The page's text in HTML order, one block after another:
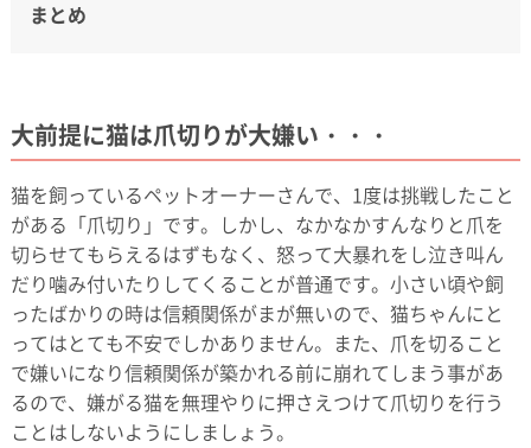
まとめ
大前提に猫は爪切りが大嫌い・・・
猫を飼っているペットオーナーさんで、1度は挑戦したこと
がある「爪切り」です。しかし、なかなかすんなりと爪を
切らせてもらえるはずもなく、怒って大暴れをし泣き叫ん
だり噛み付いたりしてくることが普通です。小さい頃や飼
ったばかりの時は信頼関係がまが無いので、猫ちゃんにと
ってはとても不安でしかありません。また、爪を切ること
で嫌いになり信頼関係が築かれる前に崩れてしまう事があ
るので、嫌がる猫を無理やりに押さえつけて爪切りを行う
ことはしないようにしましょう。